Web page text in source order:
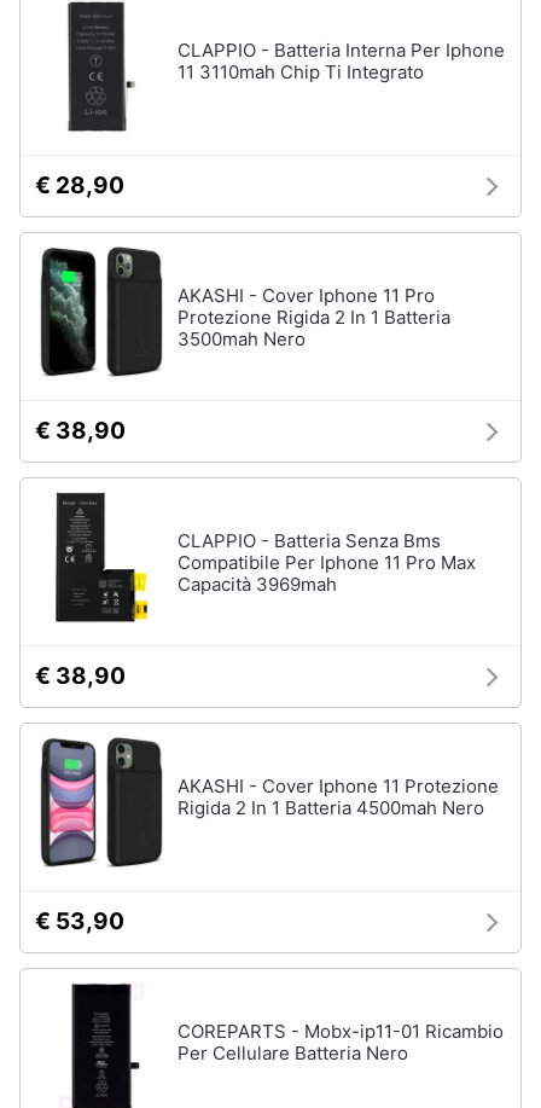
CLAPPIO - Batteria Interna Per Iphone
11 3110mah Chip Ti Integrato
€ 28,90
AKASHI - Cover Iphone 11 Pro
Protezione Rigida 2 In 1 Batteria
3500mah Nero
€ 38,90
CLAPPIO - Batteria Senza Bms
Compatibile Per Iphone 11 Pro Max
Capacità 3969mah
€ 38,90
AKASHI - Cover Iphone 11 Protezione
Rigida 2 In 1 Batteria 4500mah Nero
€ 53,90
COREPARTS - Mobx-ip11-01 Ricambio
Per Cellulare Batteria Nero